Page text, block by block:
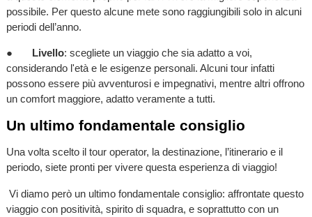
possibile. Per questo alcune mete sono raggiungibili solo in alcuni
periodi dell’anno.
● Livello: scegliete un viaggio che sia adatto a voi,
considerando l'età e le esigenze personali. Alcuni tour infatti
possono essere più avventurosi e impegnativi, mentre altri offrono
un comfort maggiore, adatto veramente a tutti.
Un ultimo fondamentale consiglio
Una volta scelto il tour operator, la destinazione, l’itinerario e il
periodo, siete pronti per vivere questa esperienza di viaggio!
Vi diamo però un ultimo fondamentale consiglio: affrontate questo
viaggio con positività, spirito di squadra, e soprattutto con un